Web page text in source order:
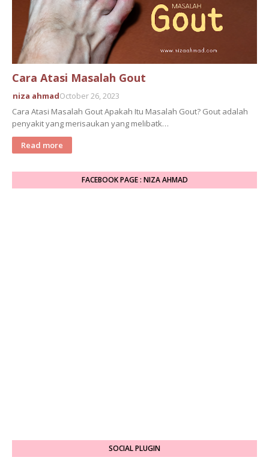
Cara Atasi Masalah Gout
niza ahmadOctober 26, 2023
Cara Atasi Masalah Gout Apakah Itu Masalah Gout? Gout adalah
penyakit yang merisaukan yang melibatk…
Read more
FACEBOOK PAGE : NIZA AHMAD
SOCIAL PLUGIN